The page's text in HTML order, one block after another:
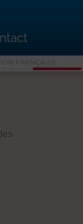
FRANÇAISE